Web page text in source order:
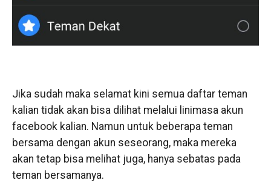
Jika sudah maka selamat kini semua daftar teman
kalian tidak akan bisa dilihat melalui linimasa akun
facebook kalian. Namun untuk beberapa teman
bersama dengan akun seseorang, maka mereka
akan tetap bisa melihat juga, hanya sebatas pada
teman bersamanya.